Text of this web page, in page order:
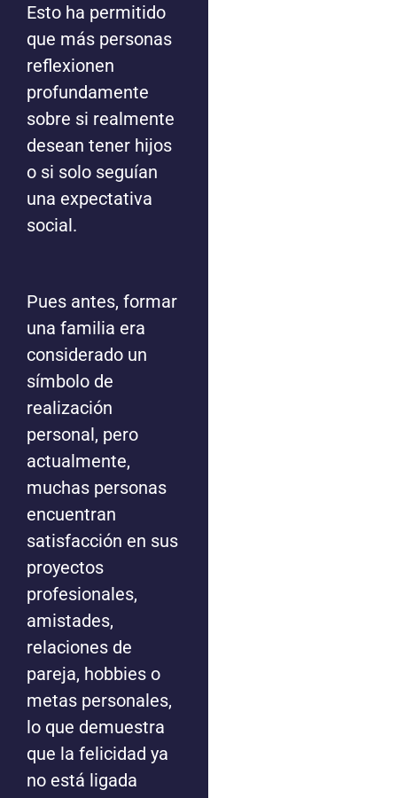
Esto ha permitido
que más personas
reflexionen
profundamente
sobre si realmente
desean tener hijos
o si solo seguían
una expectativa
social.
Pues antes, formar
una familia era
considerado un
símbolo de
realización
personal, pero
actualmente,
muchas personas
encuentran
satisfacción en sus
proyectos
profesionales,
amistades,
relaciones de
pareja, hobbies o
metas personales,
lo que demuestra
que la felicidad ya
no está ligada